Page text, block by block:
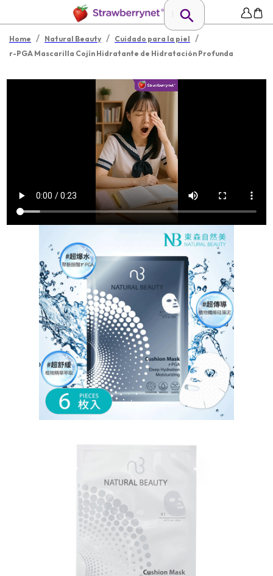
Home / Natural Beauty / Cuidado para la piel /
r-PGA Mascarilla Cojín Hidratante de Hidratación Profunda